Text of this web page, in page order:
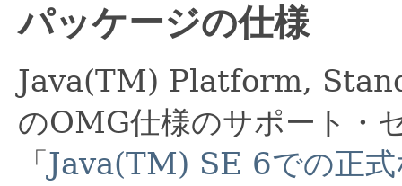
パッケージの仕様
Java(TM) Platform,
のOMG仕様のサポート・
「 Java(TM) SE 6での正